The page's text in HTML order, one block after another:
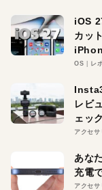
iOS
カッ
OS レ
レビ
ェック
アクセサ
あな
充電
アクセサ